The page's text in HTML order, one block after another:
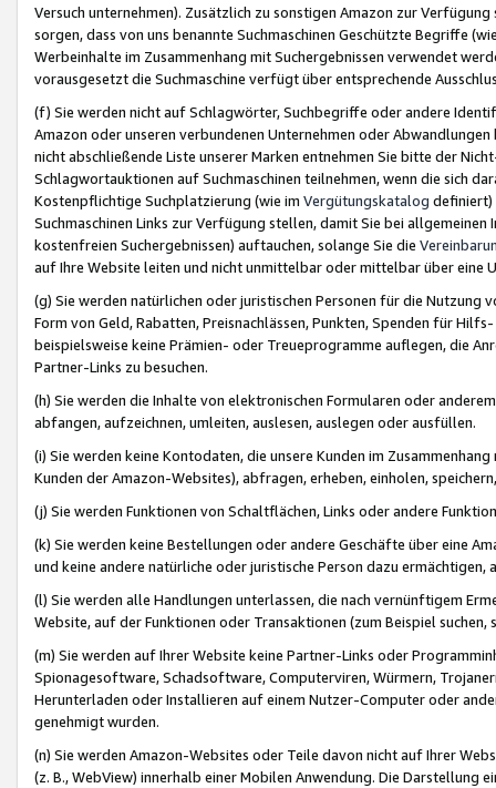
Versuch unternehmen). Zusätzlich zu sonstigen Amazon zur
sorgen, dass von uns benannte Suchmaschinen Geschützte Begriffe
Werbeinhalte im Zusammenhang mit Suchergebnissen verwendet
vorausgesetzt die Suchmaschine verfügt über entsprechende
(f) Sie werden nicht auf Schlagwörter, Suchbegriffe oder andere
Amazon oder unseren verbundenen Unternehmen oder
nicht abschließende Liste unserer Marken entnehmen Sie bitte der
Schlagwortauktionen auf Suchmaschinen teilnehmen, wenn die sich
Kostenpflichtige Suchplatzierung (wie im Vergütungskatalog definiert)
Suchmaschinen Links zur Verfügung stellen, damit Sie bei
kostenfreien Suchergebnissen) auftauchen, solange Sie die
auf Ihre Website leiten und nicht unmittelbar oder mittelbar über eine
(g) Sie werden natürlichen oder juristischen Personen für die Nutzung
Form von Geld, Rabatten, Preisnachlässen, Punkten, Spenden für
beispielsweise keine Prämien- oder Treueprogramme auflegen, die
Partner-Links zu besuchen.
(h) Sie werden die Inhalte von elektronischen Formularen oder
abfangen, aufzeichnen, umleiten, auslesen, auslegen oder ausfüllen.
(i) Sie werden keine Kontodaten, die unsere Kunden im
Kunden der Amazon-Websites), abfragen, erheben, einholen,
(j) Sie werden Funktionen von Schaltflächen, Links oder andere
(k) Sie werden keine Bestellungen oder andere Geschäfte über eine
und keine andere natürliche oder juristische Person dazu
(l) Sie werden alle Handlungen unterlassen, die nach vernünftigem
Website, auf der Funktionen oder Transaktionen (zum Beispiel
(m) Sie werden auf Ihrer Website keine Partner-Links oder
Spionagesoftware, Schadsoftware, Computerviren, Würmern,
Herunterladen oder Installieren auf einem Nutzer-Computer oder
genehmigt wurden.
(n) Sie werden Amazon-Websites oder Teile davon nicht auf Ihrer
(z. B., WebView) innerhalb einer Mobilen Anwendung. Die Darstellung